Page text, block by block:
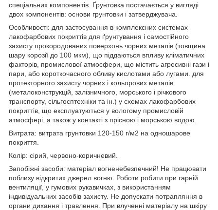
спеціальних компонентів. Ґрунтовка постачається у вигляді
двох компонентів: основи грунтовки і затверджувача.
Особливості: для застосування в комплексних системах
лакофарбових покриттів для ґрунтування і самостійного
захисту прокородованих поверхонь чорних металів (товщина
шару корозії до 100 мкм), що піддаються впливу кліматичних
факторів, промислової атмосфери, що містить агресивні гази і
пари, або короткочасного обливу кислотами або лугами. для
протекторного захисту чорних і кольорових металів
(металоконструкцій, залізничного, морського і річкового
транспорту, сільгосптехніки та ін.) у схемах лакофарбових
покриттів, що експлуатуються у вологому промисловій
атмосфері, а також у контакті з прісною і морською водою.
Витрата: витрата грунтовки 120-150 г/м2 на одношарове
покриття.
Колір: сірий, червоно-коричневий.
Запобіжні засоби: матеріал вогненебезпечний! Не працювати
поблизу відкритих джерел вогню. Роботи робити при гарній
вентиляції, у гумових рукавичках, з використанням
індивідуальних засобів захисту. Не допускати потрапляння в
органи дихання і травлення. При влученні матеріалу на шкіру